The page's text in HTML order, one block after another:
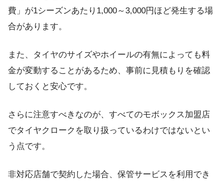
費」が1シーズンあたり1,000～3,000円ほど発生する場
合があります。
また、タイヤのサイズやホイールの有無によっても料
金が変動することがあるため、事前に見積もりを確認
しておくと安心です。
さらに注意すべきなのが、すべてのモボックス加盟店
でタイヤクロークを取り扱っているわけではないとい
う点です。
非対応店舗で契約した場合、保管サービスを利用でき